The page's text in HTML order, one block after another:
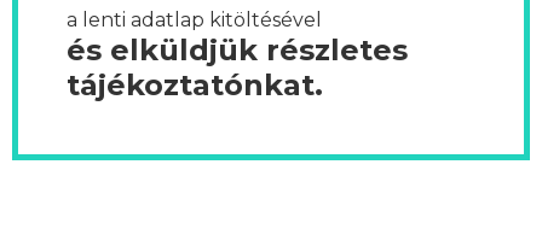
a lenti adatlap kitöltésével
és elküldjük részletes
tájékoztatónkat.